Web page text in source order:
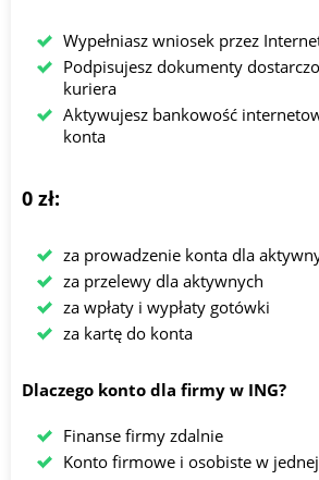
Wypełniasz wniosek przez
Podpisujesz dokumenty
kuriera
Aktywujesz bankowość
konta
0 zł:
za prowadzenie konta dla
za przelewy dla aktywnych
za wpłaty i wypłaty gotówki
za kartę do konta
Dlaczego konto dla firmy w ING?
Finanse firmy zdalnie
Konto firmowe i osobiste w